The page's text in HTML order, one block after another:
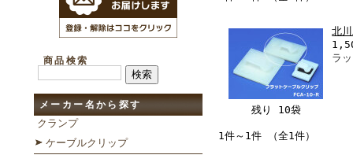
商品検索
メーカー名から探す
クランプ
ケーブルクリップ
残り 10袋
北
ラ
1件～1件 （全1件）